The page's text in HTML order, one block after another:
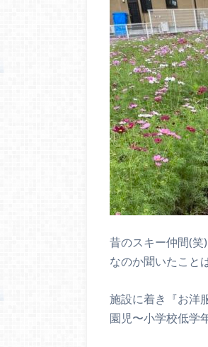
昔のスキー仲間(
なのか聞いたこと
施設に着き『お洋
園児〜小学校低学